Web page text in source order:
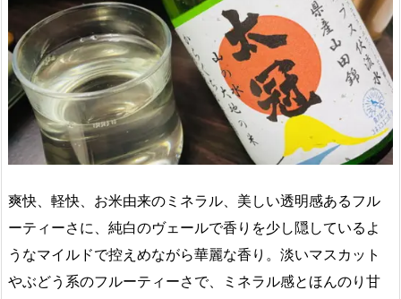
爽快、軽快、お米由来のミネラル、美しい透明感あるフル
ーティーさに、純白のヴェールで香りを少し隠しているよ
うなマイルドで控えめながら華麗な香り。淡いマスカット
やぶどう系のフルーティーさで、ミネラル感とほんのり甘